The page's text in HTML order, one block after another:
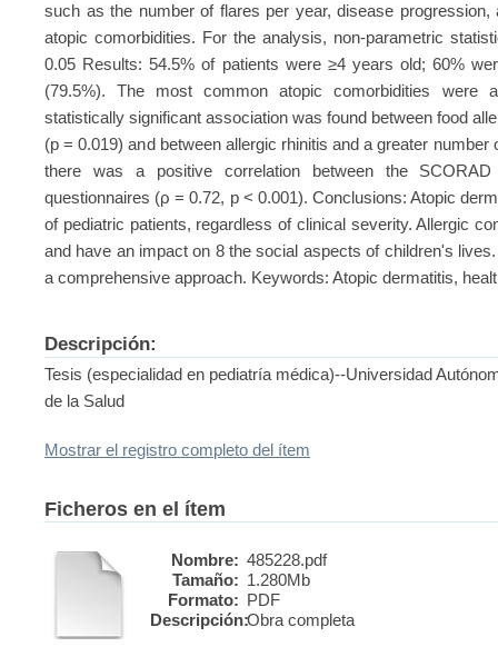
such as the number of flares per year, disease
atopic comorbidities. For the analysis, non-parametric
0.05 Results: 54.5% of patients were ≥4 years old; 60%
(79.5%). The most common atopic comorbidities were
statistically significant association was found between food
(p = 0.019) and between allergic rhinitis and a greater
there was a positive correlation between the
questionnaires (ρ = 0.72, p < 0.001). Conclusions: Atopic
of pediatric patients, regardless of clinical severity. Allergic
and have an impact on 8 the social aspects of children's
a comprehensive approach. Keywords: Atopic dermatitis,
Descripción:
Tesis (especialidad en pediatría médica)--Universidad
de la Salud
Mostrar el registro completo del ítem
Ficheros en el ítem
Nombre: 485228.pdf
Tamaño: 1.280Mb
Formato: PDF
Descripción:Obra completa